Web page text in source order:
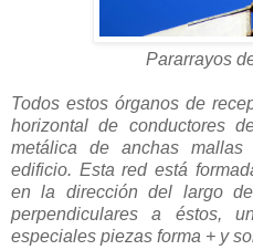
Pararrayos
Todos estos órganos de
horizontal de conductores
metálica de anchas
edificio. Esta red está
en la dirección del largo
perpendiculares a éstos,
especiales piezas forma + y